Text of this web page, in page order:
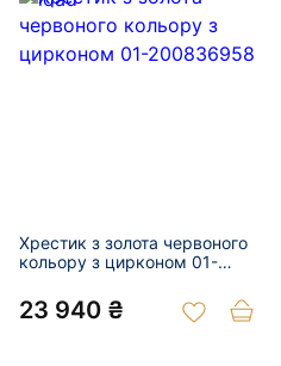
Хрестик з золота червоного
кольору з цирконом 01-
23 940 ₴